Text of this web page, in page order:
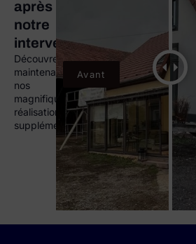
après
notre
intervention
Découvrez
maintenant
nos
magnifiques
réalisations
supplémentaires.